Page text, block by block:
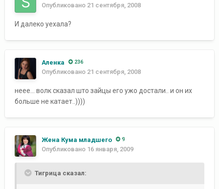
Опубликовано 21 сентября, 2008
И далеко уехала?
Аленка 236
Опубликовано 21 сентября, 2008
неее... волк сказал што зайцы его ужо достали.. и он их
больше не катает..))))
Жена Кума младшего 9
Опубликовано 16 января, 2009
Тигрица сказал: